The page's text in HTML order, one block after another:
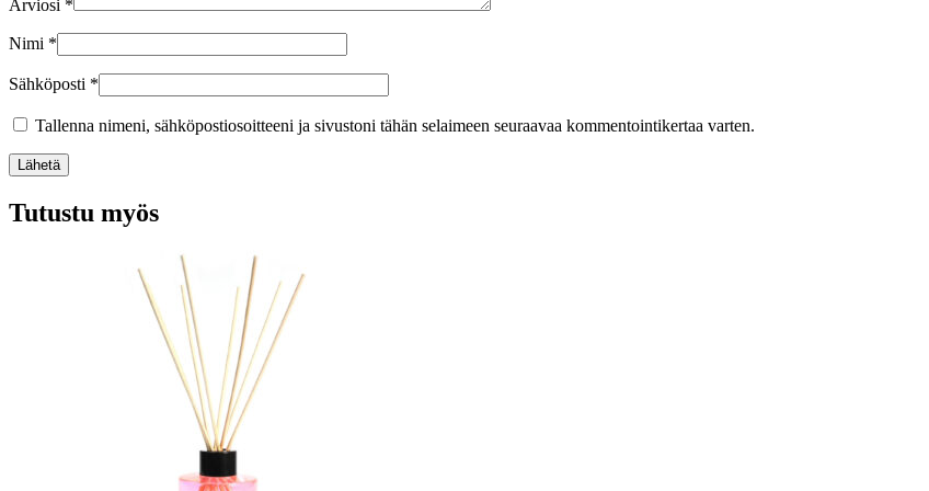
Arviosi *
Nimi *
Sähköposti *
Tallenna nimeni, sähköpostiosoitteeni ja sivustoni tähän selaimeen seuraavaa kommentointikertaa varten.
Lähetä
Tutustu myös